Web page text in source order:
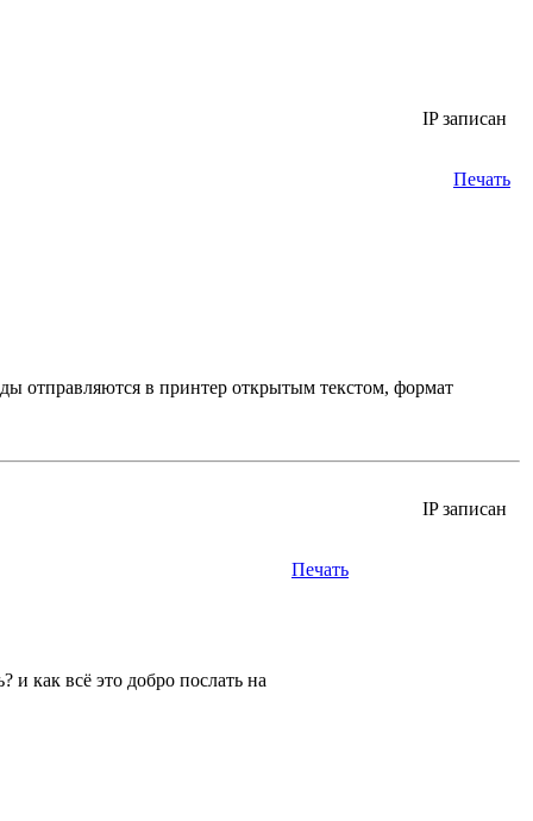
IP записан
Печать
отправляются в принтер открытым текстом, формат
IP записан
Печать
как всё это добро послать на